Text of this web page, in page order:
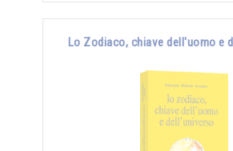
Lo Zodiaco, chiave dell'uomo e